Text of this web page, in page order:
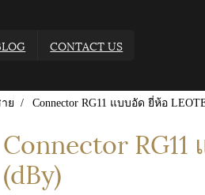
CONTACT US
ย Connector RG11 แบบอัด ยี่ห้อ
Connector
(dBy)